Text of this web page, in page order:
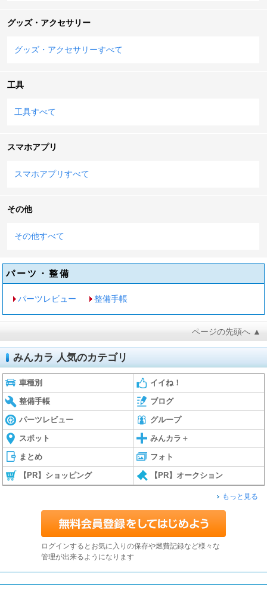
グッズ・アクセサリー
グッズ・アクセサリーすべて
工具
工具すべて
スマホアプリ
スマホアプリすべて
その他
その他すべて
パーツ・整備
パーツレビュー 整備手帳
ページの先頭へ ▲
みんカラ 人気のカテゴリ
車種別 イイね！
整備手帳 ブログ
パーツレビュー グループ
スポット みんカラ＋
まとめ フォト
【PR】ショッピング 【PR】オークション
もっと見る
ログインするとお気に入りの保存や燃費記録など様々な
管理が出来るようになります